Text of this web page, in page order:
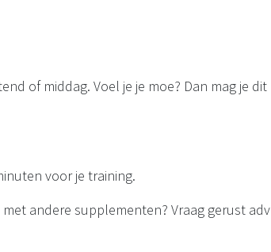
of middag. Voel je je moe? Dan mag je
voor je training.
andere supplementen? Vraag gerust